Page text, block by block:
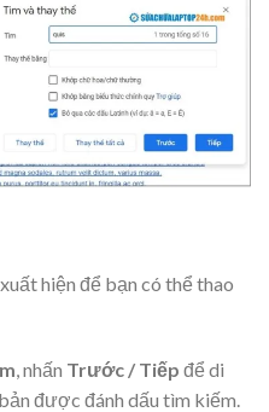
hiện để bạn có thể thao
, nhấn Trước / Tiếp để di
được đánh dấu tìm kiếm.